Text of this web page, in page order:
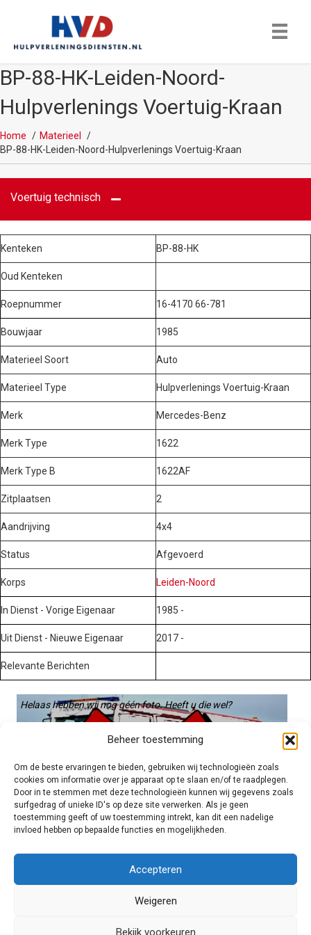
Beheer toestemming
Om de beste ervaringen te bieden, gebruiken wij technologieën zoals
cookies om informatie over je apparaat op te slaan en/of te raadplegen.
Door in te stemmen met deze technologieën kunnen wij gegevens zoals
surfgedrag of unieke ID's op deze site verwerken. Als je geen
toestemming geeft of uw toestemming intrekt, kan dit een nadelige
invloed hebben op bepaalde functies en mogelijkheden.
Accepteren
Weigeren
Bekijk voorkeuren
BP-88-HK-Leiden-Noord-
Hulpverlenings Voertuig-Kraan
Home
Materieel
BP-88-HK-Leiden-Noord-Hulpverlenings Voertuig-Kraan
Voertuig technisch
Kenteken BP-88-HK
Oud Kenteken
Roepnummer 16-4170 66-781
Bouwjaar 1985
Materieel Soort Auto
Materieel Type Hulpverlenings Voertuig-Kraan
Merk Mercedes-Benz
Merk Type 1622
Merk Type B 1622AF
Zitplaatsen 2
Aandrijving 4x4
Status Afgevoerd
Korps Leiden-Noord
In Dienst - Vorige Eigenaar 1985 -
Uit Dienst - Nieuwe Eigenaar 2017 -
Relevante Berichten
Helaas hebben wij nog géén foto. Heeft u die wel?
Graag gebruiken we die. Stuur hem op naar:
voertuigen@hulpverleningsdiensten.nl